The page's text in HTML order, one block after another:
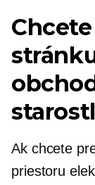
Ak chcete
priestoru